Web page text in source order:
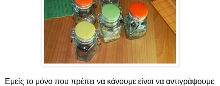
Εμείς το μόνο που πρέπει να κάνουμε είναι να αντιγράψουμε